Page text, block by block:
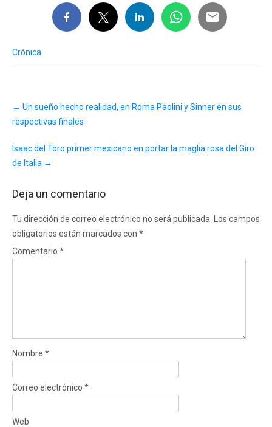
Crónica
navigation
← Un sueño hecho realidad, en Roma Paolini y Sinner en sus
respectivas finales
Isaac del Toro primer mexicano en portar la maglia rosa del Giro
de Italia →
Deja un comentario
Tu dirección de correo electrónico no será publicada.
Los campos
obligatorios están marcados con *
Comentario *
Nombre *
Correo electrónico *
Web